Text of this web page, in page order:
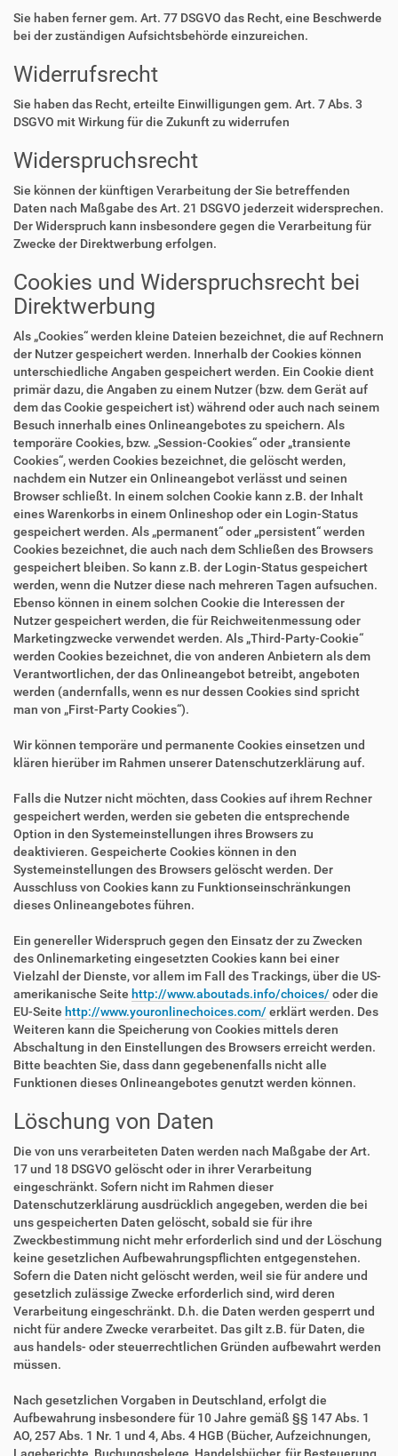
Sie haben ferner gem. Art. 77 DSGVO das Recht, eine Beschwerde
bei der zuständigen Aufsichtsbehörde einzureichen.
Widerrufsrecht
Sie haben das Recht, erteilte Einwilligungen gem. Art. 7 Abs. 3
DSGVO mit Wirkung für die Zukunft zu widerrufen
Widerspruchsrecht
Sie können der künftigen Verarbeitung der Sie betreffenden
Daten nach Maßgabe des Art. 21 DSGVO jederzeit widersprechen.
Der Widerspruch kann insbesondere gegen die Verarbeitung für
Zwecke der Direktwerbung erfolgen.
Cookies und Widerspruchsrecht bei
Direktwerbung
Als „Cookies“ werden kleine Dateien bezeichnet, die auf Rechnern
der Nutzer gespeichert werden. Innerhalb der Cookies können
unterschiedliche Angaben gespeichert werden. Ein Cookie dient
primär dazu, die Angaben zu einem Nutzer (bzw. dem Gerät auf
dem das Cookie gespeichert ist) während oder auch nach seinem
Besuch innerhalb eines Onlineangebotes zu speichern. Als
temporäre Cookies, bzw. „Session-Cookies“ oder „transiente
Cookies“, werden Cookies bezeichnet, die gelöscht werden,
nachdem ein Nutzer ein Onlineangebot verlässt und seinen
Browser schließt. In einem solchen Cookie kann z.B. der Inhalt
eines Warenkorbs in einem Onlineshop oder ein Login-Status
gespeichert werden. Als „permanent“ oder „persistent“ werden
Cookies bezeichnet, die auch nach dem Schließen des Browsers
gespeichert bleiben. So kann z.B. der Login-Status gespeichert
werden, wenn die Nutzer diese nach mehreren Tagen aufsuchen.
Ebenso können in einem solchen Cookie die Interessen der
Nutzer gespeichert werden, die für Reichweitenmessung oder
Marketingzwecke verwendet werden. Als „Third-Party-Cookie“
werden Cookies bezeichnet, die von anderen Anbietern als dem
Verantwortlichen, der das Onlineangebot betreibt, angeboten
werden (andernfalls, wenn es nur dessen Cookies sind spricht
man von „First-Party Cookies“).
Wir können temporäre und permanente Cookies einsetzen und
klären hierüber im Rahmen unserer Datenschutzerklärung auf.
Falls die Nutzer nicht möchten, dass Cookies auf ihrem Rechner
gespeichert werden, werden sie gebeten die entsprechende
Option in den Systemeinstellungen ihres Browsers zu
deaktivieren. Gespeicherte Cookies können in den
Systemeinstellungen des Browsers gelöscht werden. Der
Ausschluss von Cookies kann zu Funktionseinschränkungen
dieses Onlineangebotes führen.
Ein genereller Widerspruch gegen den Einsatz der zu Zwecken
des Onlinemarketing eingesetzten Cookies kann bei einer
Vielzahl der Dienste, vor allem im Fall des Trackings, über die US-
amerikanische Seite http://www.aboutads.info/choices/ oder die
EU-Seite http://www.youronlinechoices.com/ erklärt werden. Des
Weiteren kann die Speicherung von Cookies mittels deren
Abschaltung in den Einstellungen des Browsers erreicht werden.
Bitte beachten Sie, dass dann gegebenenfalls nicht alle
Funktionen dieses Onlineangebotes genutzt werden können.
Löschung von Daten
Die von uns verarbeiteten Daten werden nach Maßgabe der Art.
17 und 18 DSGVO gelöscht oder in ihrer Verarbeitung
eingeschränkt. Sofern nicht im Rahmen dieser
Datenschutzerklärung ausdrücklich angegeben, werden die bei
uns gespeicherten Daten gelöscht, sobald sie für ihre
Zweckbestimmung nicht mehr erforderlich sind und der Löschung
keine gesetzlichen Aufbewahrungspflichten entgegenstehen.
Sofern die Daten nicht gelöscht werden, weil sie für andere und
gesetzlich zulässige Zwecke erforderlich sind, wird deren
Verarbeitung eingeschränkt. D.h. die Daten werden gesperrt und
nicht für andere Zwecke verarbeitet. Das gilt z.B. für Daten, die
aus handels- oder steuerrechtlichen Gründen aufbewahrt werden
müssen.
Nach gesetzlichen Vorgaben in Deutschland, erfolgt die
Aufbewahrung insbesondere für 10 Jahre gemäß §§ 147 Abs. 1
AO, 257 Abs. 1 Nr. 1 und 4, Abs. 4 HGB (Bücher, Aufzeichnungen,